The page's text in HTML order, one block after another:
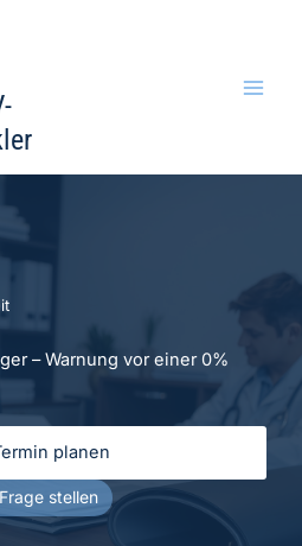
– Warnung vor einer 0%
planen
Frage stellen